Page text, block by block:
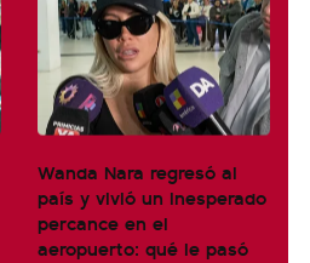
Wanda Nara regresó al
país y vivió un inesperado
percance en el
aeropuerto: qué le pasó